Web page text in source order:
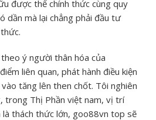
được thể chính thức cùng quy
dần mà lại chẳng phải đầu tư
ý người thân hóa của
liên quan, phát hành điều kiện
tăng lên then chốt. Tôi nghiên
trong Thị Phần việt nam, vị trí
là thách thức lớn, goo88vn top sẽ